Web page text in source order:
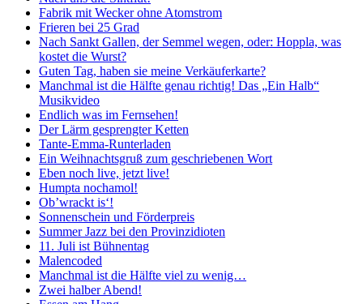
Fabrik mit Wecker ohne Atomstrom
Frieren bei 25 Grad
Nach Sankt Gallen, der Semmel wegen, oder: Hoppla, was
kostet die Wurst?
Guten Tag, haben sie meine Verkäuferkarte?
Manchmal ist die Hälfte genau richtig! Das „Ein Halb“
Musikvideo
Endlich was im Fernsehen!
Der Lärm gesprengter Ketten
Tante-Emma-Runterladen
Ein Weihnachtsgruß zum geschriebenen Wort
Eben noch live, jetzt live!
Humpta nochamol!
Ob’wrackt is‘!
Sonnenschein und Förderpreis
Summer Jazz bei den Provinzidioten
11. Juli ist Bühnentag
Malencoded
Manchmal ist die Hälfte viel zu wenig…
Zwei halber Abend!